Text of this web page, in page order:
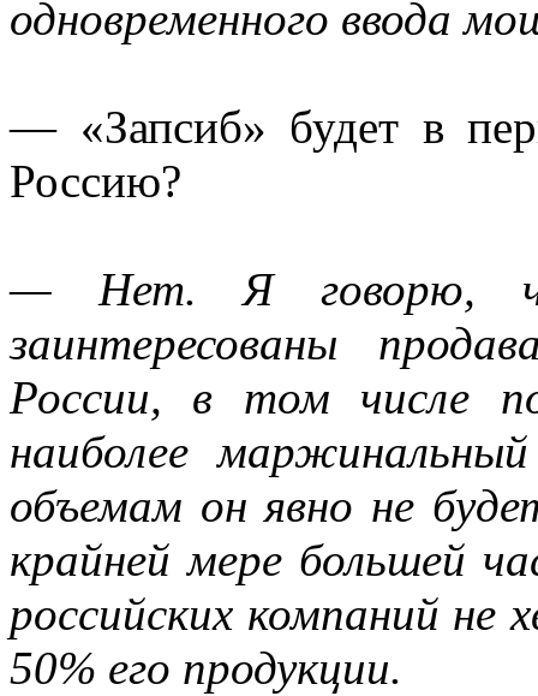
одновременного ввода
— «Запсиб» будет в
Россию?
— Нет. Я говорю,
заинтересованы
России, в том числе
наиболее
объемам он явно не
крайней мере большей
российских компаний
50% его продукции.